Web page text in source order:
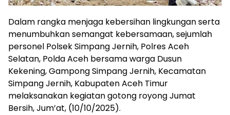
Dalam rangka menjaga kebersihan lingkungan serta
menumbuhkan semangat kebersamaan, sejumlah
personel Polsek Simpang Jernih, Polres Aceh
Selatan, Polda Aceh bersama warga Dusun
Kekening, Gampong Simpang Jernih, Kecamatan
Simpang Jernih, Kabupaten Aceh Timur
melaksanakan kegiatan gotong royong Jumat
Bersih, Jum’at, (10/10/2025).